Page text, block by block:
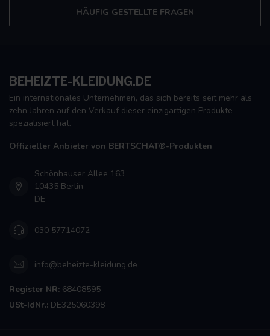
HÄUFIG GESTELLTE FRAGEN
BEHEIZTE-KLEIDUNG.DE
Ein internationales Unternehmen, das sich bereits seit mehr als
zehn Jahren auf den Verkauf dieser einzigartigen Produkte
spezialisiert hat.
Offizieller Anbieter von BERTSCHAT®-Produkten
Schönhauser Allee 163
10435 Berlin
DE
030 57714072
info@beheizte-kleidung.de
Register NR: 68408595
USt-IdNr.: DE325060398